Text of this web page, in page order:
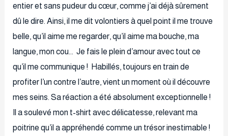
entier et sans pudeur du cœur, comme j’ai déjà sûrement
dû le dire. Ainsi, il me dit volontiers à quel point il me trouve
belle, qu’il aime me regarder, qu’il aime ma bouche, ma
langue, mon cou… Je fais le plein d’amour avec tout ce
qu’il me communique ! Habillés, toujours en train de
profiter l’un contre l’autre, vient un moment où il découvre
mes seins. Sa réaction a été absolument exceptionnelle !
Il a soulevé mon t-shirt avec délicatesse, relevant ma
poitrine qu’il a appréhendé comme un trésor inestimable !